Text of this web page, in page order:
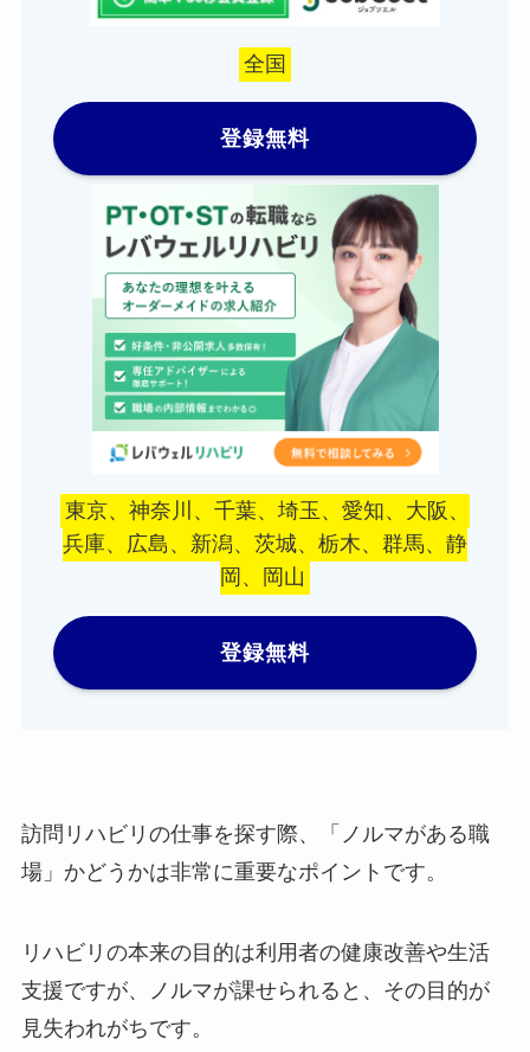
全国
登録無料
東京、神奈川、千葉、埼玉、愛知、大阪、
兵庫、広島、新潟、茨城、栃木、群馬、静
岡、岡山
登録無料
訪問リハビリの仕事を探す際、「ノルマがある職
場」かどうかは非常に重要なポイントです。
リハビリの本来の目的は利用者の健康改善や生活
支援ですが、ノルマが課せられると、その目的が
見失われがちです。